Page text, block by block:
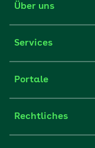
Über uns
Services
Portale
Rechtliches